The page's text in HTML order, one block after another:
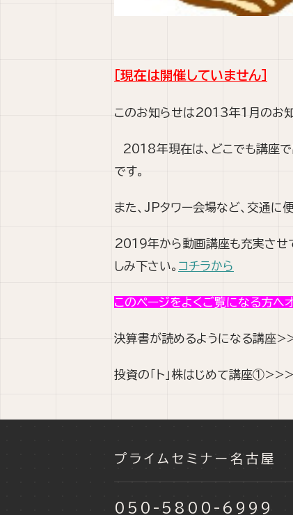
［現在は開催していません］
このお知らせは2013年1月のお知
2018年現在は、どこでも講座
です。
また、JPタワー会場など、交通に
2019年から動画講座も充実させ
しみ下さい。 コチラから
このページをよくご覧になる方へ
決算書が読めるようになる講座
投資の「ト」株はじめて講座①>>>
プライムセミナー名古屋
050-5800-6999